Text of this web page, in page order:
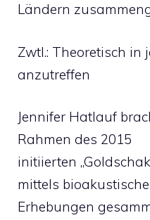
Ländern
Zwtl.: Theoretisch in
anzutreffen
Jennifer Hatlauf
Rahmen des 2015
initiierten
mittels
Erhebungen